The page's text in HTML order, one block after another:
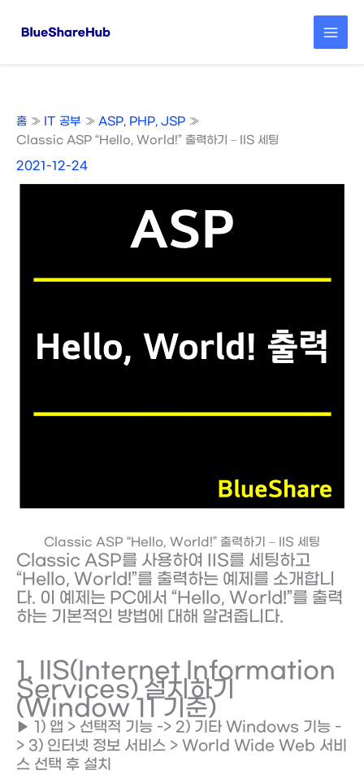
홈 IT 공부
ASP, PHP, JSP
Classic ASP “Hello, World!” 출력하기 – IIS 세팅
2021-12-24
Classic ASP “Hello, World!” 출력하기 – IIS 세팅
Classic ASP를 사용하여 IIS를 세팅하고
“Hello, World!”를 출력하는 예제를 소개합니
다. 이 예제는 PC에서 “Hello, World!”를 출력
하는 기본적인 방법에 대해 알려줍니다.
1. IIS(Internet Information
Services) 설치하기
(Window 11 기준)
▶ 1) 앱 > 선택적 기능 -> 2) 기타 Windows 기능 -
> 3) 인터넷 정보 서비스 > World Wide Web 서비
스 선택 후 설치